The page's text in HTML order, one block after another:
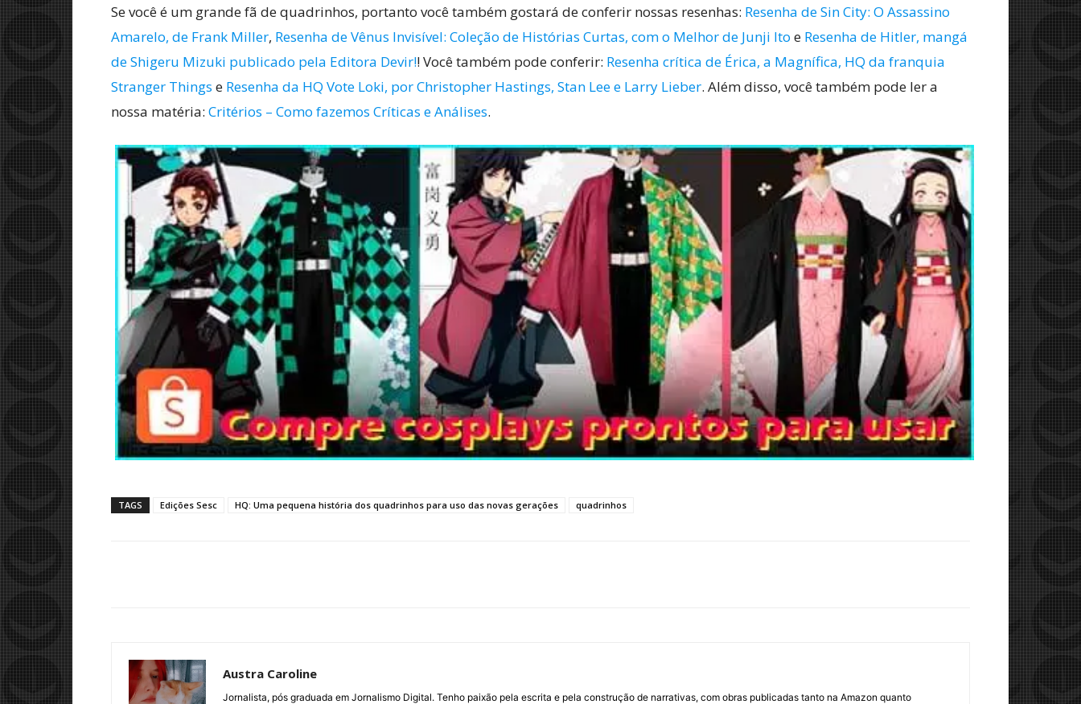
Se você é um grande fã de quadrinhos, portanto você também gostará de conferir nossas resenhas: Resenha de Sin City: O Assassino
Amarelo, de Frank Miller, Resenha de Vênus Invisível: Coleção de Histórias Curtas, com o Melhor de Junji Ito e Resenha de Hitler, mangá
de Shigeru Mizuki publicado pela Editora Devir!! Você também pode conferir: Resenha crítica de Érica, a Magnífica, HQ da franquia
Stranger Things e Resenha da HQ Vote Loki, por Christopher Hastings, Stan Lee e Larry Lieber. Além disso, você também pode ler a
nossa matéria: Critérios – Como fazemos Críticas e Análises.
TAGS Edições Sesc HQ: Uma pequena história dos quadrinhos para uso das novas gerações quadrinhos
Austra Caroline
Jornalista, pós graduada em Jornalismo Digital. Tenho paixão pela escrita e pela construção de narrativas, com obras publicadas tanto na Amazon quanto